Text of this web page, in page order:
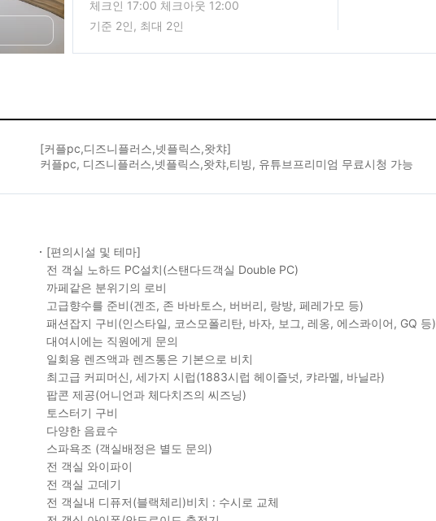
체크인 17:00 체크아웃 12:00
기준 2인, 최대 2인
[커플pc,디즈니플러스,넷플릭스,왓챠]
커플pc, 디즈니플러스,넷플릭스,왓챠,티빙, 유튜브프리미엄 무료시청 가능
[편의시설 및 테마]
전 객실 노하드 PC설치(스탠다드객실 Double PC)
까페같은 분위기의 로비
고급향수를 준비(겐조, 존 바바토스, 버버리, 랑방, 페레가모 등)
패션잡지 구비(인스타일, 코스모폴리탄, 바자, 보그, 레옹, 에스콰이어, GQ 등)
대여시에는 직원에게 문의
일회용 렌즈액과 렌즈통은 기본으로 비치
최고급 커피머신, 세가지 시럽(1883시럽 헤이즐넛, 캬라멜, 바닐라)
팝콘 제공(어니언과 체다치즈의 씨즈닝)
토스터기 구비
다양한 음료수
스파욕조 (객실배정은 별도 문의)
전 객실 와이파이
전 객실 고데기
전 객실내 디퓨저(블랙체리)비치 : 수시로 교체